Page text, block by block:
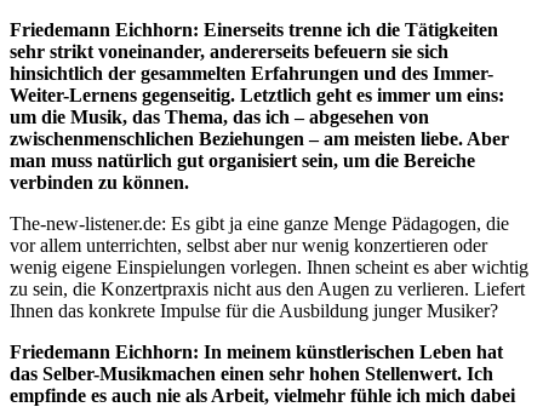
Friedemann Eichhorn: Einerseits trenne ich die Tätigkeiten
sehr strikt voneinander, andererseits befeuern sie sich
hinsichtlich der gesammelten Erfahrungen und des Immer-
Weiter-Lernens gegenseitig. Letztlich geht es immer um eins:
um die Musik, das Thema, das ich – abgesehen von
zwischenmenschlichen Beziehungen – am meisten liebe. Aber
man muss natürlich gut organisiert sein, um die Bereiche
verbinden zu können.
The-new-listener.de: Es gibt ja eine ganze Menge Pädagogen, die
vor allem unterrichten, selbst aber nur wenig konzertieren oder
wenig eigene Einspielungen vorlegen. Ihnen scheint es aber wichtig
zu sein, die Konzertpraxis nicht aus den Augen zu verlieren. Liefert
Ihnen das konkrete Impulse für die Ausbildung junger Musiker?
Friedemann Eichhorn: In meinem künstlerischen Leben hat
das Selber-Musikmachen einen sehr hohen Stellenwert. Ich
empfinde es auch nie als Arbeit, vielmehr fühle ich mich dabei